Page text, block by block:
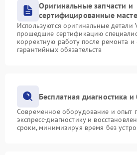
Оригинальные запчасти и
сертифицированные
Используются оригинальные детали
прошедшие сертификацию
корректную работу после ремонта и
гарантийных обязательств
Бесплатная диагностика
Современное оборудование и опыт
экспресс-диагностику и
сроки, минимизируя время без